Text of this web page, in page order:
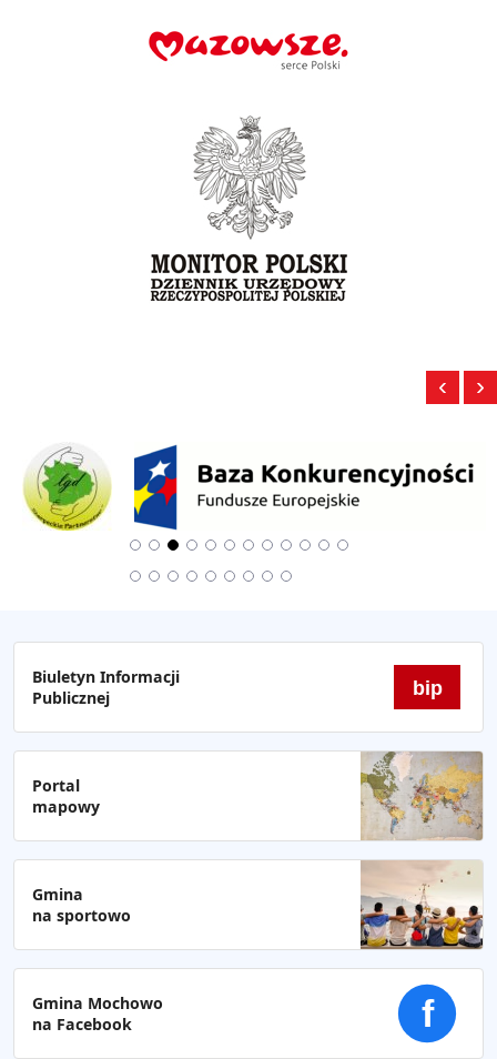
ONA ONA
‹ ›
Biuletyn Informacji
Publicznej
bip
Portal
mapowy
Gmina
na sportowo
Gmina Mochowo
na Facebook
f